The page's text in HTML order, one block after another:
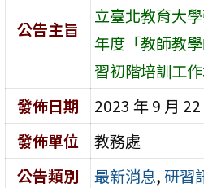
公告主旨
立臺北教育大
年度「教師教
習初階培訓工作
發佈日期
2023 年 9 月 22
發佈單位
教務處
公告類別
最新消息,研習